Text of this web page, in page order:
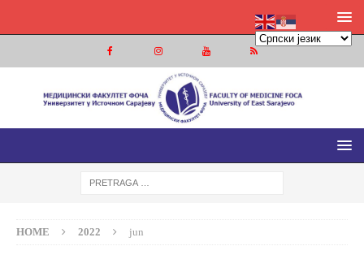
МЕДИЦИНСКИ ФАКУЛТЕТ ФОЧА
МЕДИЦИНСКИ ФАКУЛТЕТ УНИВЕРЗИТЕТА У ИСТОЧНОМ
HOME 2022 jun